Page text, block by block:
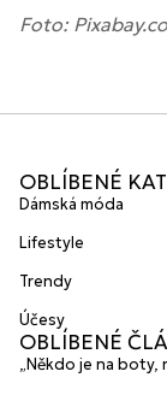
Foto:
OBLÍBENÉ
Dámská móda
Lifestyle
Trendy
Účesy
OBLÍBENÉ
„Někdo je na boty,